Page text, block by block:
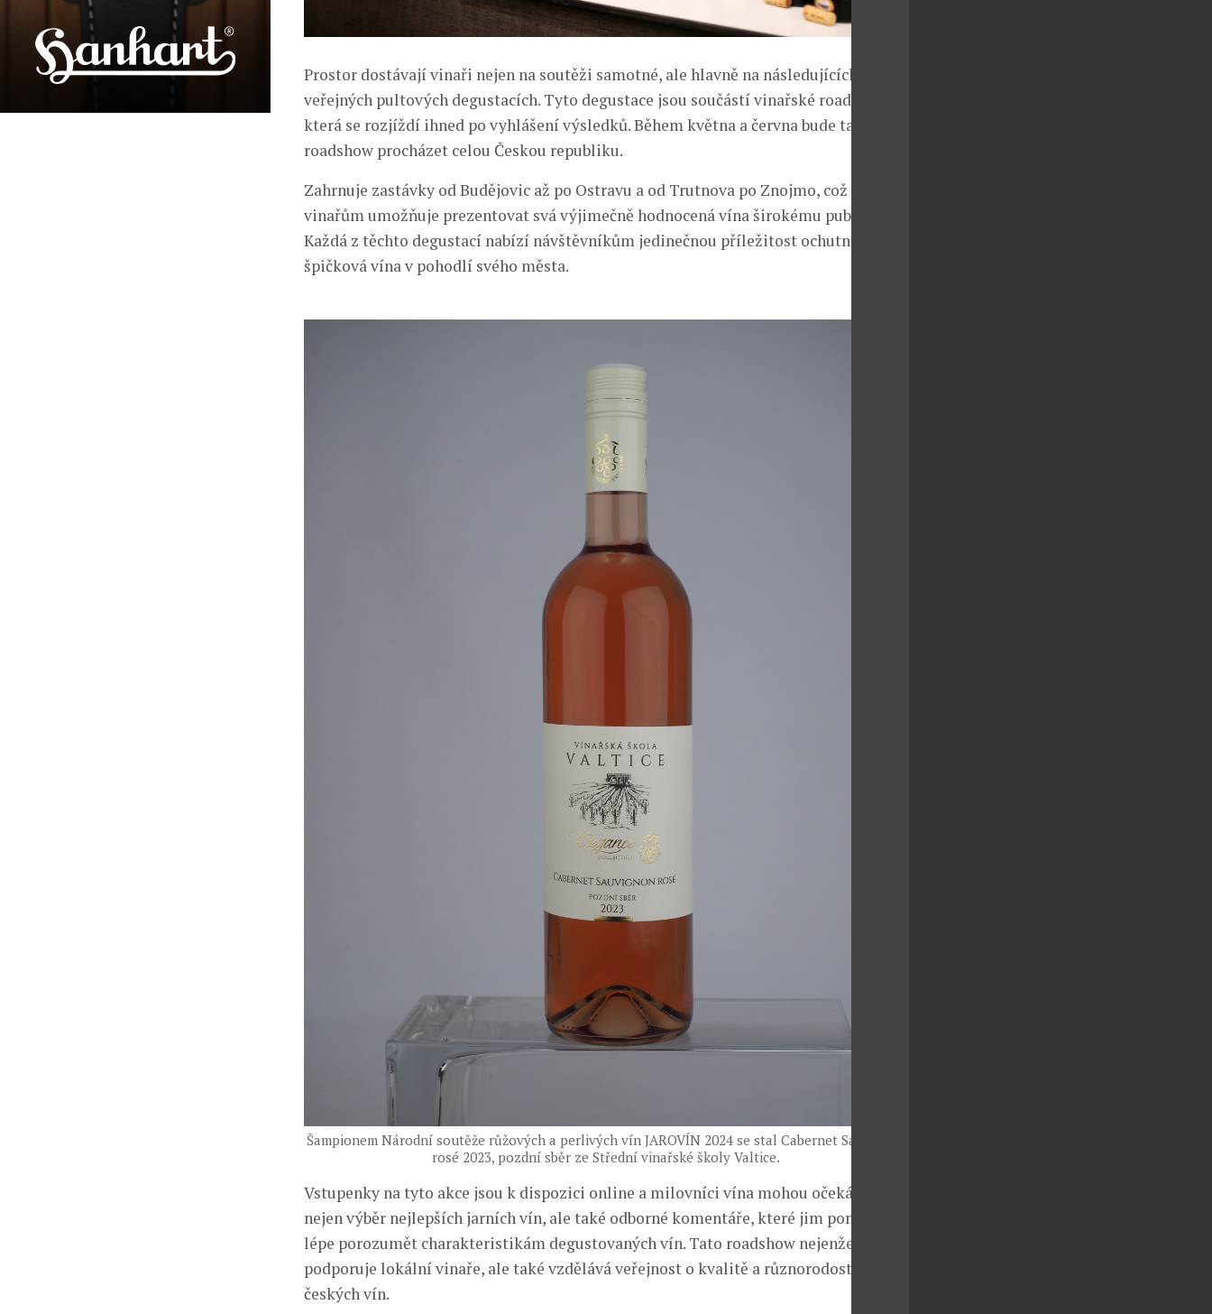
Prostor dostávají vinaři nejen na soutěži samotné, ale hlavně na následujících
veřejných pultových degustacích. Tyto degustace jsou součástí vinařské roadshow,
která se rozjíždí ihned po vyhlášení výsledků. Během května a června bude tato
roadshow procházet celou Českou republiku.
Zahrnuje zastávky od Budějovic až po Ostravu a od Trutnova po Znojmo, což
vinařům umožňuje prezentovat svá výjimečně hodnocená vína širokému publiku.
Každá z těchto degustací nabízí návštěvníkům jedinečnou příležitost ochutnat
špičková vína v pohodlí svého města.
Šampionem Národní soutěže růžových a perlivých vín JAROVÍN 2024 se stal Cabernet Sauvignon
rosé 2023, pozdní sběr ze Střední vinařské školy Valtice.
Vstupenky na tyto akce jsou k dispozici online a milovníci vína mohou očekávat
nejen výběr nejlepších jarních vín, ale také odborné komentáře, které jim pomohou
lépe porozumět charakteristikám degustovaných vín. Tato roadshow nejenže
podporuje lokální vinaře, ale také vzdělává veřejnost o kvalitě a různorodosti
českých vín.